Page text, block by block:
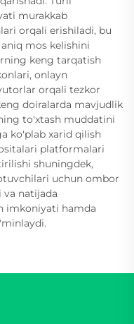
murakkab
orqali erishiladi, bu
mos kelishini
keng tarqatish
onlayn
orqali tezkor
doiralarda mavjudlik
to'xtash muddatini
ko'plab xarid qilish
platformalari
shuningdek,
uchun ombor
va natijada
imkoniyati hamda